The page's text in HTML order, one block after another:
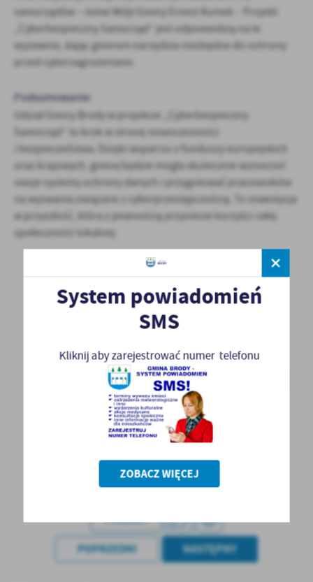
samorządów – mówi Wójt Gminy Ernest Kumek - Projekt
„Cyberbezpieczny Samorząd” jest odpowiedzią na te
wyzwania, dając gminom narzędzia niezbędne do ochrony
przed cyberzagrożeniami.
Podsumowanie
Udział Gminy Brody w projekcie „Cyberbezpieczny
Samorząd” to krok w stronę nowoczesności
i bezpieczeństwa. Dzięki wsparciu z funduszy europejskich
oraz krajowych, gmina będzie mogła skutecznie wzmocnić
swoje systemy ochrony danych i przygotować pracowników
na wyzwania związane z cyberprzestępczością. To inwestycja
w przyszłość, która z pewnością przyniesie korzyści całej
społeczności lokalnej.
POWRÓT
POPRZEDNI NASTĘPNY
System powiadomień
SMS
Kliknij aby zarejestrować numer telefonu
ZOBACZ WIĘCEJ